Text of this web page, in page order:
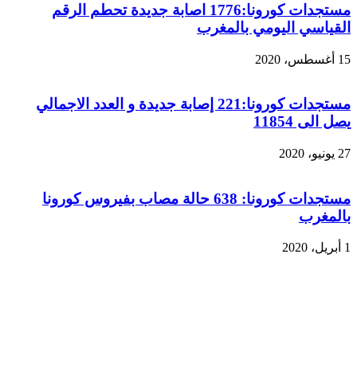
مستجدات كورونا:1776 اصابة جديدة تحطم الرقم
القياسي اليومي بالمغرب
15 أغسطس، 2020
مستجدات كورونا:221 إصابة جديدة و العدد الاجمالي
يصل الى 11854
27 يونيو، 2020
مستجدات كورونا: 638 حالة مصاب بفيروس كورونا
بالمغرب
1 أبريل، 2020